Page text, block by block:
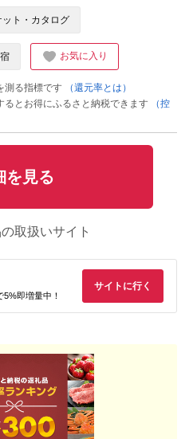
ト・カタログ
お気に入り
測る指標です
（還元率とは）
とお得にふるさと納税できます
（控
を見る
取扱いサイト
即増量中！
サイトに行く